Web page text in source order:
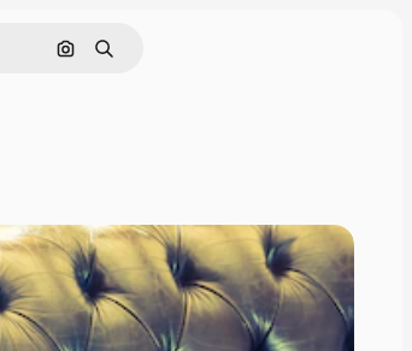
Поиск по изображению
Поиск